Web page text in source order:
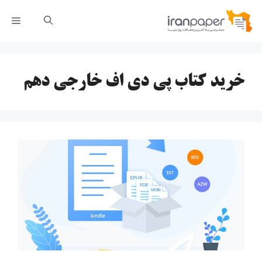
پرش
خرید کتاب پی دی اف خارجی دهم